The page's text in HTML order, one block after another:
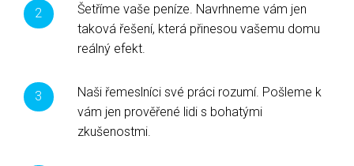
Šetříme vaše peníze. Navrhneme vám jen
taková řešení, která přinesou vašemu domu
reálný efekt.
Naši řemeslníci své práci rozumí. Pošleme k
vám jen prověřené lidi s bohatými
zkušenostmi.